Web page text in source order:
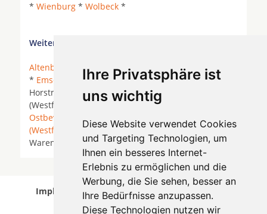
Ihre Privatsphäre ist
uns wichtig
Diese Website verwendet Cookies
und Targeting Technologien, um
Ihnen ein besseres Internet-
Erlebnis zu ermöglichen und die
Werbung, die Sie sehen, besser an
Ihre Bedürfnisse anzupassen.
Diese Technologien nutzen wir
* Wienburg * Wolbeck *
Weitere Orte in der Nähe von Münster
Altenberge
* Ascheberg * Billerbeck * Drensteinfurt
* Emsdetten * Everswinkel *Greven *Havixbeck
Horstmar *
Ladbergen*Laer* Lengerich
(Westfalen) * Münster * Nordwalde
Ostbevern
Saerbeck * Sassenberg
Senden
(Westfalen)
*Sendenhorst* Steinfurt *Telgte*
Warendorf *
Implantologen in Münster wurde am 05 August
2026 aktualisiert.